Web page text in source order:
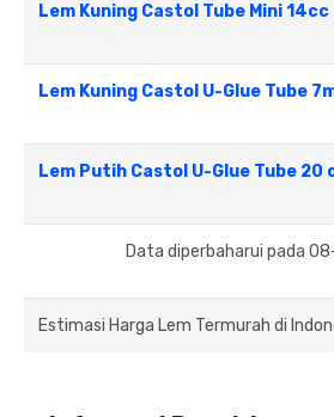
Lem Kuning Castol Tube Mini 14cc
Lem Kuning Castol U-Glue Tube
Lem Putih Castol U-Glue Tube 20
Data diperbaharui pada
Estimasi Harga Lem Termurah di